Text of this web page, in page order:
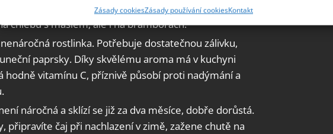
základě aktivně vyžádaných informací.
Zajištění bezpečnosti, předcházení a zjišťování podvodů a
odstraňování chyb, Poskytování a zobrazování reklamy a obsahu,
Ukládání a sdělování voleb ochrany osobních údajů.
Zásady cookiesZásady používání cookiesKontakt
centimetrů), aby mohla dorůst. Chutnat vám bude
chlebu s máslem, ale i na bramborách.
rostlinka. Potřebuje dostatečnou zálivku,
paprsky. Díky skvělému aroma má v kuchyni
hodně vitamínu C, příznivě působí proti nadýmání a
náročná a sklízí se již za dva měsíce, dobře dorůstá.
připravíte čaj při nachlazení v zimě, zažene chutě na